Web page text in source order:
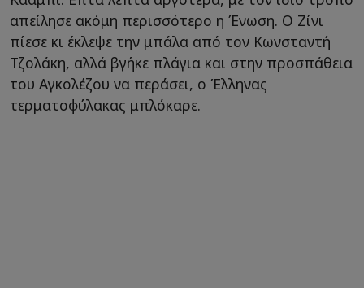
απείλησε ακόμη περισσότερο η Ένωση. Ο Ζίνι
πίεσε κι έκλεψε την μπάλα από τον Κωνσταντή
Τζολάκη, αλλά βγήκε πλάγια και στην προσπάθεια
του Αγκολέζου να περάσει, ο Έλληνας
τερματοφύλακας μπλόκαρε.